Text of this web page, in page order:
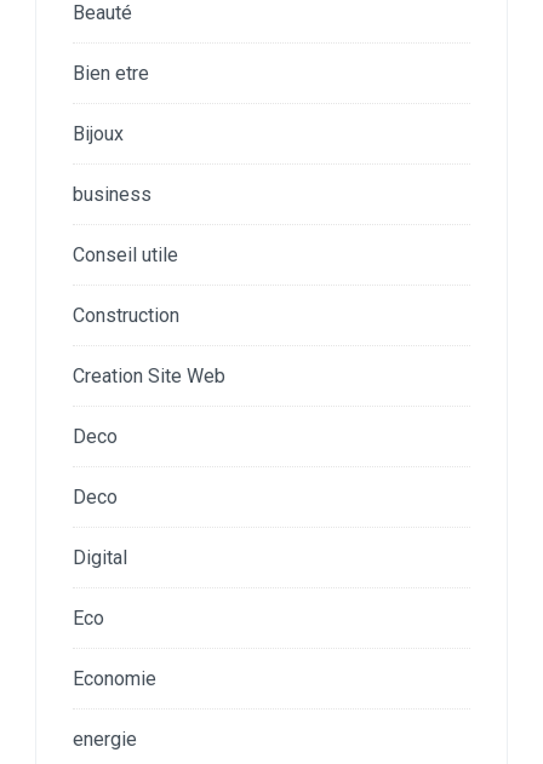
Beauté
Bien etre
Bijoux
business
Conseil utile
Construction
Creation Site Web
Deco
Deco
Digital
Eco
Economie
energie